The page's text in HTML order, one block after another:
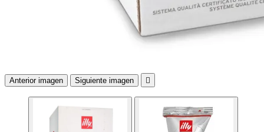
Anterior imagen Siguiente imagen 